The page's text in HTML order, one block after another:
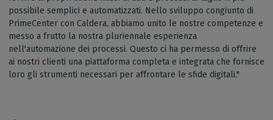
possibile semplici e automatizzati. Nello sviluppo congiunto di
PrimeCenter con Caldera, abbiamo unito le nostre competenze e
messo a frutto la nostra pluriennale esperienza
nell'automazione dei processi. Questo ci ha permesso di offrire
ai nostri clienti una piattaforma completa e integrata che fornisce
loro gli strumenti necessari per affrontare le sfide digitali."